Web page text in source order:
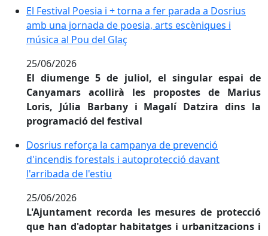
El Festival Poesia i + torna a fer parada a Dosrius
El Festival Poesia i + torna a fer parada a Dosrius
amb una jornada de poesia, arts escèniques i
música al Pou del Glaç
25/06/2026
El diumenge 5 de juliol, el singular espai de
Canyamars acollirà les propostes de Marius
Loris, Júlia Barbany i Magalí Datzira dins la
programació del festival
Dosrius reforça la campanya de prevenció
Dosrius reforça la campanya de prevenció
d'incendis forestals i autoprotecció davant
l'arribada de l'estiu
25/06/2026
L'Ajuntament recorda les mesures de protecció
que han d'adoptar habitatges i urbanitzacions i